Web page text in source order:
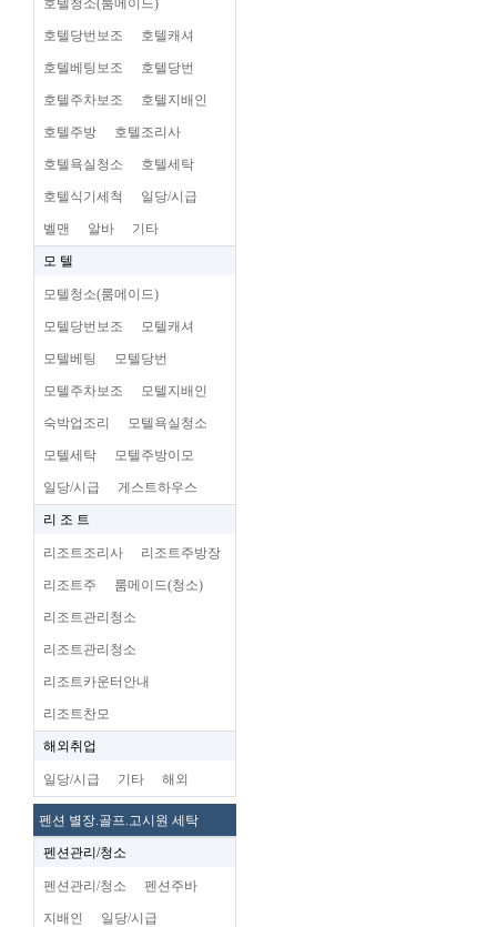
호텔청소(룸메이드)
호텔당번보조 호텔캐셔
호텔베팅보조 호텔당번
호텔주차보조 호텔지배인
호텔주방 호텔조리사
호텔욕실청소 호텔세탁
호텔식기세척 일당/시급
벨맨 알바 기타
모 텔
모텔청소(룸메이드)
모텔당번보조 모텔캐셔
모텔베팅 모텔당번
모텔주차보조 모텔지배인
숙박업조리 모텔욕실청소
모텔세탁 모텔주방이모
일당/시급 게스트하우스
리 조 트
리조트조리사 리조트주방장
리조트주 룸메이드(청소)
리조트관리청소
리조트관리청소
리조트카운터안내
리조트찬모
해외취업
일당/시급 기타 해외
펜션 별장.골프.고시원 세탁
펜션관리/청소
펜션관리/청소 펜션주바
지배인 일당/시급